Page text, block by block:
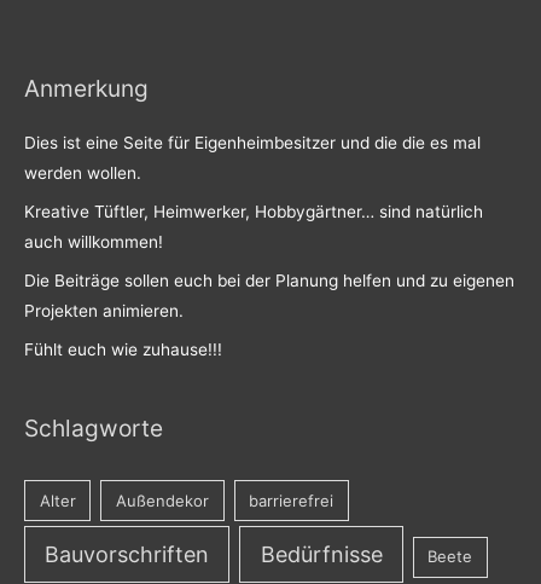
Anmerkung
Dies ist eine Seite für Eigenheimbesitzer und die die es mal
werden wollen.
Kreative Tüftler, Heimwerker, Hobbygärtner… sind natürlich
auch willkommen!
Die Beiträge sollen euch bei der Planung helfen und zu eigenen
Projekten animieren.
Fühlt euch wie zuhause!!!
Schlagworte
Alter Außendekor barrierefrei
Bauvorschriften Bedürfnisse Beete